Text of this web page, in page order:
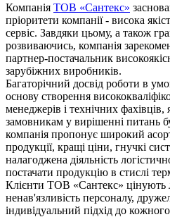
Компанія ТОВ «Сантекс»
пріоритети компанії - висока
сервіс. Завдяки цьому, а також
розвиваючись, компанія
партнер-постачальник
зарубіжних виробників.
Багаторічний досвід роботи в
основу створення
менеджерів і технічних
замовникам у вирішенні питань
компанія пропонує широкий
продукції, кращі ціни, гнучкі
налагоджена діяльність
постачати продукцію в стислі
Клієнти ТОВ «Сантекс» цінують
ненав'язливість персоналу,
індивідуальний підхід до